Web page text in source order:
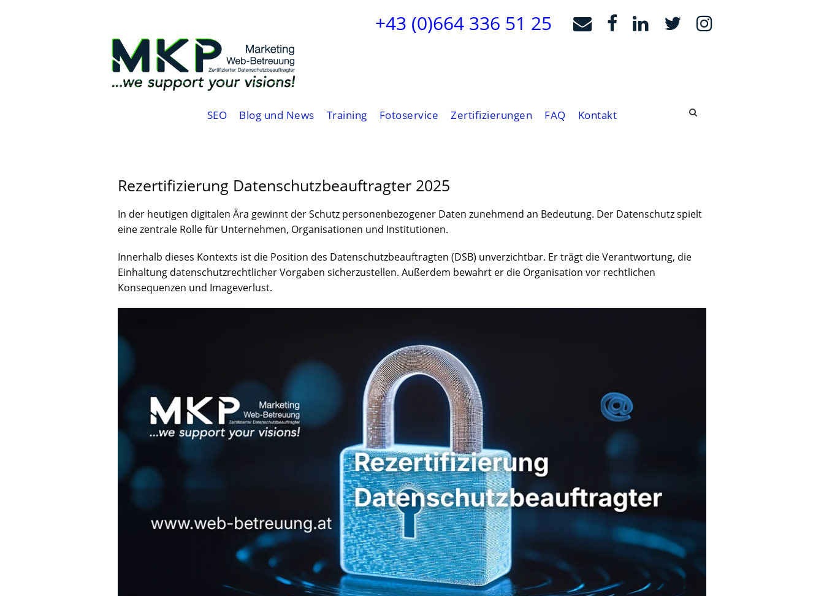
+43 (0)664 336 51 25
SEO Blog und News Training Fotoservice Zertifizierungen FAQ Kontakt
Rezertifizierung Datenschutzbeauftragter 2025
In der heutigen digitalen Ära gewinnt der Schutz personenbezogener Daten zunehmend an Bedeutung. Der Datenschutz spielt
eine zentrale Rolle für Unternehmen, Organisationen und Institutionen.
Innerhalb dieses Kontexts ist die Position des Datenschutzbeauftragten (DSB) unverzichtbar. Er trägt die Verantwortung, die
Einhaltung datenschutzrechtlicher Vorgaben sicherzustellen. Außerdem bewahrt er die Organisation vor rechtlichen
Konsequenzen und Imageverlust.